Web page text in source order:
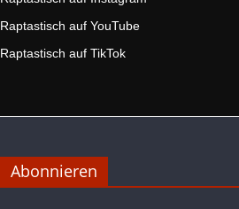
Raptastisch auf YouTube
Raptastisch auf TikTok
Abonnieren